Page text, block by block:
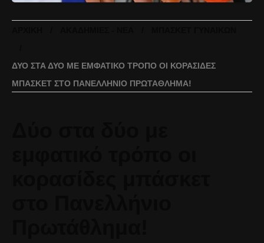
ΔΎΟ ΣΤΑ ΔΎΟ ΜΕ ΕΜΦΑΤΙΚΌ ΤΡΌΠΟ ΟΙ ΚΟΡΑΣΊΔΕΣ
ΜΠΆΣΚΕΤ ΣΤΟ ΠΑΝΕΛΛΉΝΙΟ ΠΡΩΤΆΘΛΗΜΑ!